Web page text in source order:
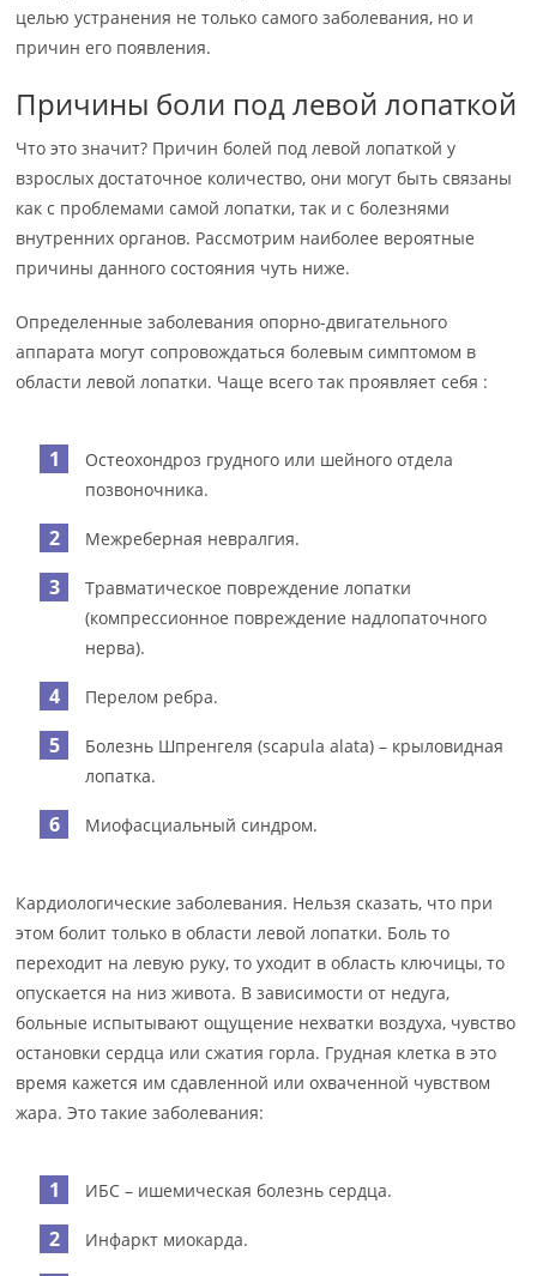
целью устранения не только самого заболевания, но и
причин его появления.
Причины боли под левой лопаткой
Что это значит? Причин болей под левой лопаткой у
взрослых достаточное количество, они могут быть связаны
как с проблемами самой лопатки, так и с болезнями
внутренних органов. Рассмотрим наиболее вероятные
причины данного состояния чуть ниже.
Определенные заболевания опорно-двигательного
аппарата могут сопровождаться болевым симптомом в
области левой лопатки. Чаще всего так проявляет себя :
Остеохондроз грудного или шейного отдела
позвоночника.
Межреберная невралгия.
Травматическое повреждение лопатки
(компрессионное повреждение надлопаточного
нерва).
Перелом ребра.
Болезнь Шпренгеля (scapula alata) – крыловидная
лопатка.
Миофасциальный синдром.
Кардиологические заболевания. Нельзя сказать, что при
этом болит только в области левой лопатки. Боль то
переходит на левую руку, то уходит в область ключицы, то
опускается на низ живота. В зависимости от недуга,
больные испытывают ощущение нехватки воздуха, чувство
остановки сердца или сжатия горла. Грудная клетка в это
время кажется им сдавленной или охваченной чувством
жара. Это такие заболевания:
ИБС – ишемическая болезнь сердца.
Инфаркт миокарда.